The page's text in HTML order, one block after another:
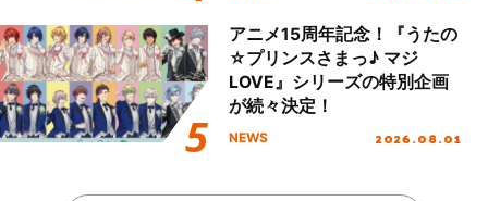
アニメ15周年記念！『うたの
☆プリンスさまっ♪ マジ
LOVE』シリーズの特別企画
が続々決定！
NEWS 2026.08.01